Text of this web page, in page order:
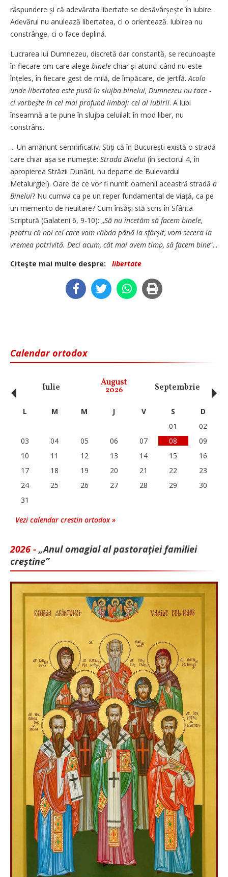
răspundere și că adevărata libertate se desăvârșește în iubire.
Adevărul nu anulează libertatea, ci o orientează. Iubirea nu
constrânge, ci o face deplină.
Lucrarea lui Dumnezeu, discretă dar constantă, se recunoaște
în fiecare om care alege binele chiar și atunci când nu este
înțeles, în fiecare gest de milă, de împăcare, de jertfă.Acolo
unde libertatea este pusă în slujba binelui, Dumnezeu nu tace -
ci vorbește în cel mai profund limbaj: cel al iubirii. A iubi
înseamnă a te pune în slujba celuilalt în mod liber, nu
constrâns.
... Un amănunt semnificativ. Știți că în București există o stradă
care chiar așa se numește: Strada Binelui (în sectorul 4, în
apropierea Străzii Dunării, nu departe de Bulevardul
Metalurgiei). Oare de ce vor fi numit oamenii aceastră stradă a
Binelui? Nu cumva ca pe un reper fundamental de viață, ca pe
un memento de neuitare? Cum însăși stă scris în Sfânta
Scriptură (Galateni 6, 9-10): „Să nu încetăm să facem binele,
pentru că noi cei care vom răbda până la sfârșit, vom secera la
vremea potrivită. Deci acum, cât mai avem timp, să facem bine”...
Citeşte mai multe despre:
libertate
Calendar ortodox
Iulie August
2026 Septembrie
‹ L M M J V S
D
01
02
03
04 05 06 07 08
09
10
11 12 13 14 15
16
17
18 19 20 21 22
23
24
25 26 27 28 29
30
31
Vezi calendar crestin ortodox »
2026 - „Anul omagial al pastorației familiei
creștine”